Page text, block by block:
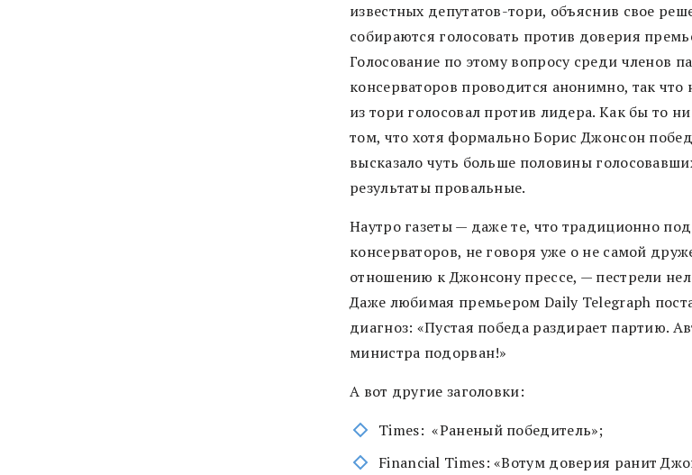
известных депутатов-тори, объяснив свое
собираются голосовать против доверия
Голосование по этому вопросу среди членов
консерваторов проводится анонимно, так что
из тори голосовал против лидера. Как бы то
том, что хотя формально Борис Джонсон
высказало чуть больше половины
результаты провальные.
Наутро газеты — даже те, что традиционно
консерваторов, не говоря уже о не самой
отношению к Джонсону прессе, — пестрели
Даже любимая премьером Daily Telegraph
диагноз: «Пустая победа раздирает партию.
министра подорван!»
А вот другие заголовки:
Times: «Раненый победитель»;
Financial Times: «Вотум доверия ранит